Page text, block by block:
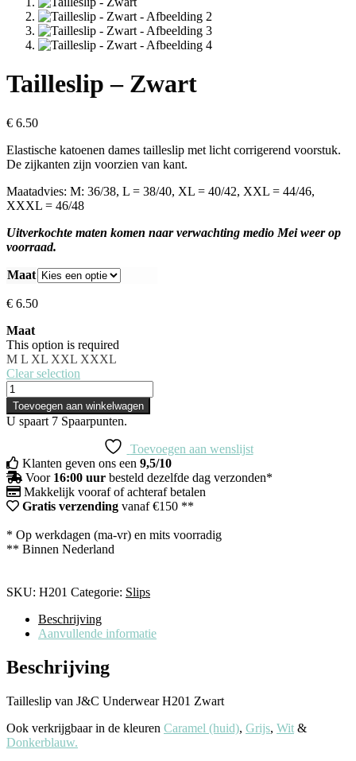
Tailleslip – Zwart
€ 6.50
Elastische katoenen dames tailleslip met licht corrigerend voorstuk.
De zijkanten zijn voorzien van kant.
Maatadvies: M: 36/38, L = 38/40, XL = 40/42, XXL = 44/46,
XXXL = 46/48
Uitverkochte maten komen naar verwachting medio Mei weer op
voorraad.
Maat
€ 6.50
Maat
This option is required
M L XL XXL XXXL
Clear selection
Toevoegen aan winkelwagen
U spaart 7 Spaarpunten.
Toevoegen aan wenslijst
Klanten geven ons een 9,5/10
Voor 16:00 uur besteld dezelfde dag verzonden*
Makkelijk vooraf of achteraf betalen
Gratis verzending vanaf €150 **
* Op werkdagen (ma-vr) en mits voorradig
** Binnen Nederland
SKU: H201 Categorie: Slips
Beschrijving
Aanvullende informatie
Beschrijving
Tailleslip van J&C Underwear H201 Zwart
Ook verkrijgbaar in de kleuren Caramel (huid), Grijs, Wit &
Donkerblauw.